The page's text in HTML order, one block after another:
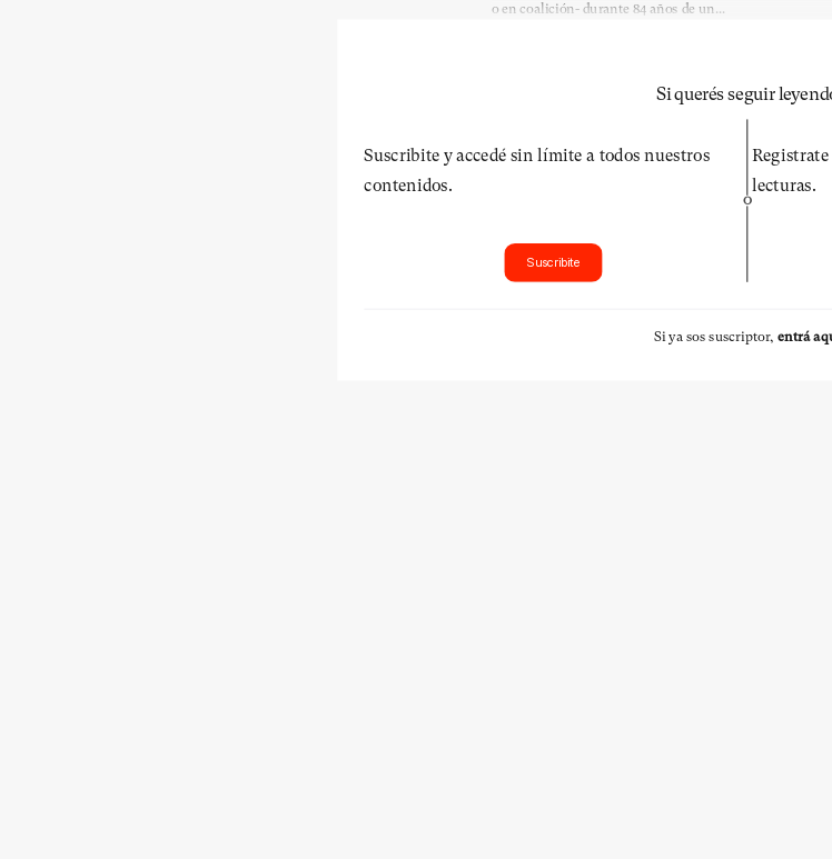
o en coalición- durante 84 años de un...
Si querés seguir
Suscribite y accedé sin límite a todos nuestros
contenidos.
Suscribite
O
lecturas.
Si ya sos suscriptor, entrá